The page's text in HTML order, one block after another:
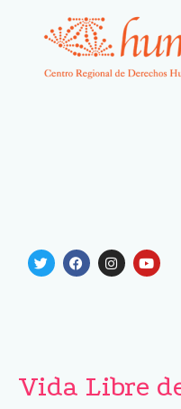
Vida Libre